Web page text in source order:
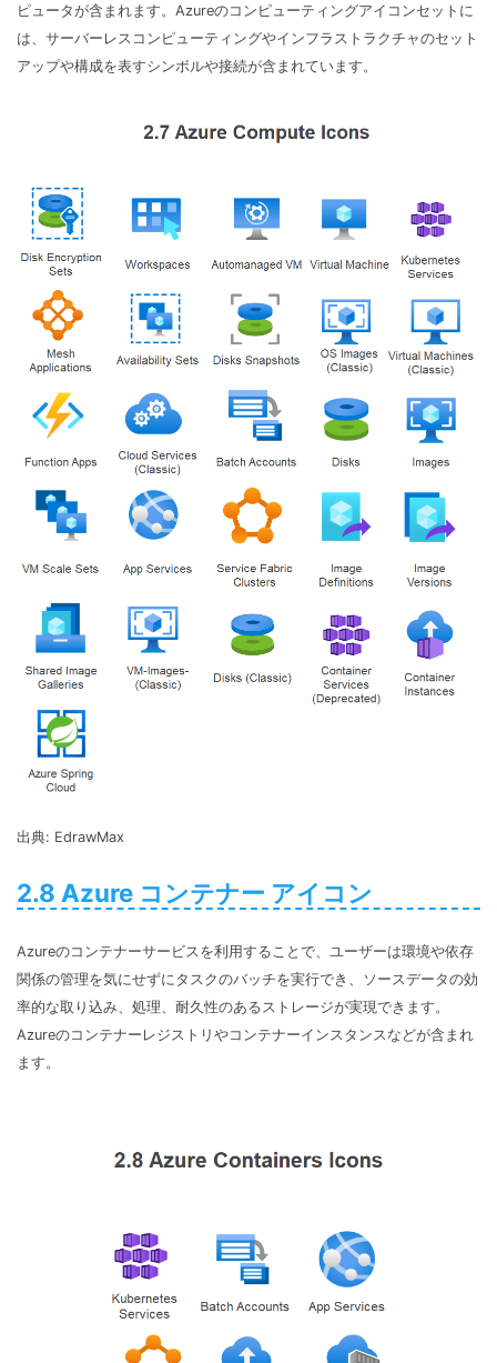
ピュータが含まれます。Azureのコンピューティングアイコンセットに
は、サーバーレスコンピューティングやインフラストラクチャのセット
アップや構成を表すシンボルや接続が含まれています。
出典: EdrawMax
2.8 Azure コンテナー アイコン
Azureのコンテナーサービスを利用することで、ユーザーは環境や依存
関係の管理を気にせずにタスクのバッチを実行でき、ソースデータの効
率的な取り込み、処理、耐久性のあるストレージが実現できます。
Azureのコンテナーレジストリやコンテナーインスタンスなどが含まれ
ます。